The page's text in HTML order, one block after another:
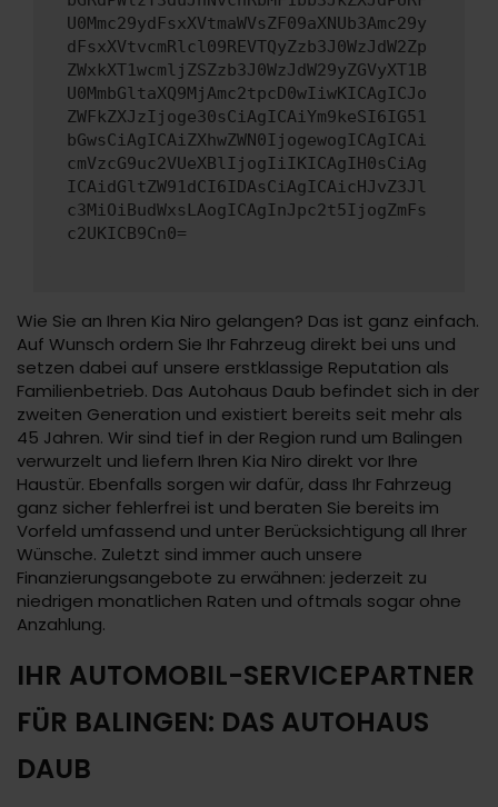
U0Mmc29ydFsxXVtmaWVsZF09aXNUb3Amc29y
dFsxXVtvcmRlcl09REVTQyZzb3J0WzJdW2Zp
ZWxkXT1wcmljZSZzb3J0WzJdW29yZGVyXT1B
U0MmbGltaXQ9MjAmc2tpcD0wIiwKICAgICJo
ZWFkZXJzIjoge30sCiAgICAiYm9keSI6IG51
bGwsCiAgICAiZXhwZWN0IjogewogICAgICAi
cmVzcG9uc2VUeXBlIjogIiIKICAgIH0sCiAg
ICAidGltZW91dCI6IDAsCiAgICAicHJvZ3Jl
c3MiOiBudWxsLAogICAgInJpc2t5IjogZmFs
c2UKICB9Cn0=
Wie Sie an Ihren Kia Niro gelangen? Das ist ganz einfach.
Auf Wunsch ordern Sie Ihr Fahrzeug direkt bei uns und
setzen dabei auf unsere erstklassige Reputation als
Familienbetrieb. Das Autohaus Daub befindet sich in der
zweiten Generation und existiert bereits seit mehr als
45 Jahren. Wir sind tief in der Region rund um Balingen
verwurzelt und liefern Ihren Kia Niro direkt vor Ihre
Haustür. Ebenfalls sorgen wir dafür, dass Ihr Fahrzeug
ganz sicher fehlerfrei ist und beraten Sie bereits im
Vorfeld umfassend und unter Berücksichtigung all Ihrer
Wünsche. Zuletzt sind immer auch unsere
Finanzierungsangebote zu erwähnen: jederzeit zu
niedrigen monatlichen Raten und oftmals sogar ohne
Anzahlung.
IHR AUTOMOBIL-SERVICEPARTNER
FÜR BALINGEN: DAS AUTOHAUS
DAUB